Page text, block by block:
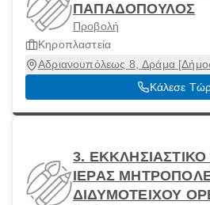
ΠΑΠΑΔΟΠΟΥΛΟΣ
Προβολή
Κηροπλαστεία
Αδριανουπόλεως 8, Δράμα
Κάλεσε
3.
ΙΕΡΑΣ
ΔΙΔΥΜΟΤΕΙΧΟΥ